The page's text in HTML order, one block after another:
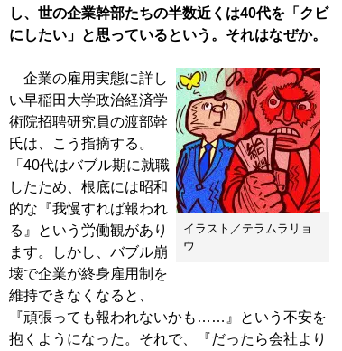
し、世の企業幹部たちの半数近くは40代を「クビ
にしたい」と思っているという。それはなぜか。
イラスト／テラムラリョ
ウ
企業の雇用実態に詳し
い早稲田大学政治経済学
術院招聘研究員の渡部幹
氏は、こう指摘する。
「40代はバブル期に就職
したため、根底には昭和
的な『我慢すれば報われ
る』という労働観があり
ます。しかし、バブル崩
壊で企業が終身雇用制を
維持できなくなると、
『頑張っても報われないかも……』という不安を
抱くようになった。それで、『だったら会社より